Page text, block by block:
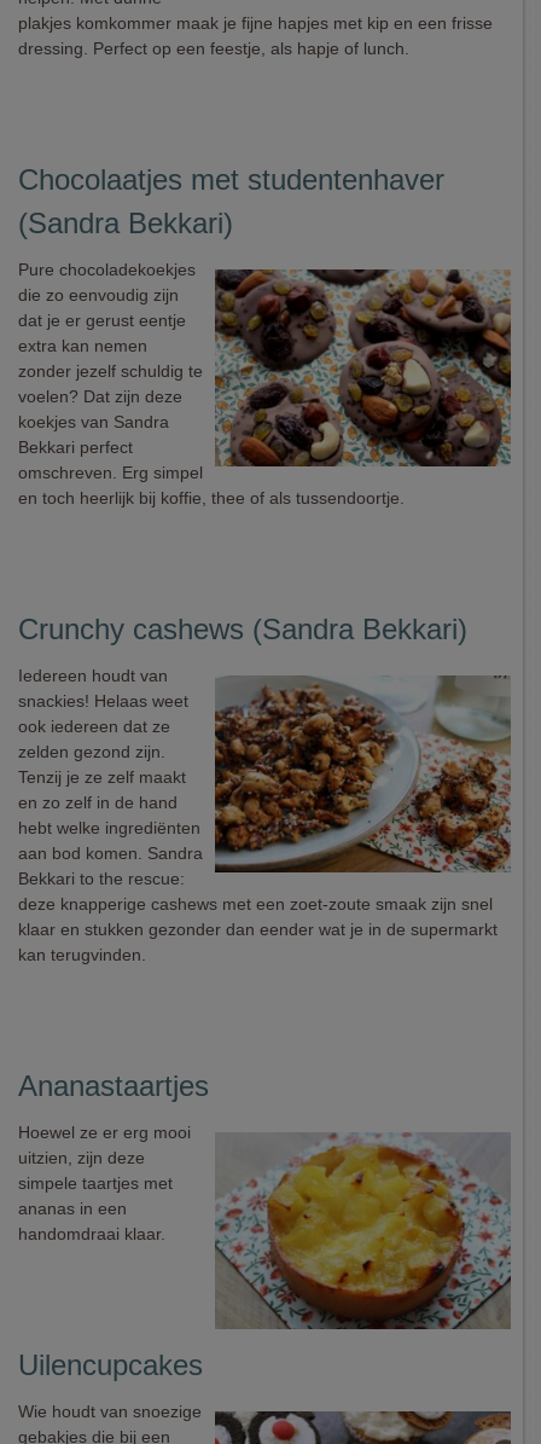
plakjes komkommer maak je fijne hapjes met kip en een frisse
dressing. Perfect op een feestje, als hapje of lunch.
Chocolaatjes met studentenhaver
(Sandra Bekkari)
Pure chocoladekoekjes
die zo eenvoudig zijn
dat je er gerust eentje
extra kan nemen
zonder jezelf schuldig te
voelen? Dat zijn deze
koekjes van Sandra
Bekkari perfect
omschreven. Erg simpel
en toch heerlijk bij koffie, thee of als tussendoortje.
Crunchy cashews (Sandra Bekkari)
Iedereen houdt van
snackies! Helaas weet
ook iedereen dat ze
zelden gezond zijn.
Tenzij je ze zelf maakt
en zo zelf in de hand
hebt welke ingrediënten
aan bod komen. Sandra
Bekkari to the rescue:
deze knapperige cashews met een zoet-zoute smaak zijn snel
klaar en stukken gezonder dan eender wat je in de supermarkt
kan terugvinden.
Ananastaartjes
Hoewel ze er erg mooi
uitzien, zijn deze
simpele taartjes met
ananas in een
handomdraai klaar.
Uilencupcakes
Wie houdt van snoezige
gebakjes die bij een